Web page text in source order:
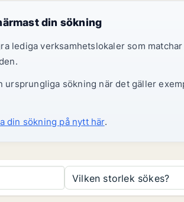
din sökning
lediga verksamhetslokaler som
ursprungliga sökning när det gäller
din sökning på nytt här.
Vilken storlek sökes?